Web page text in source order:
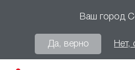
Ваш город
Да, верно Нет,